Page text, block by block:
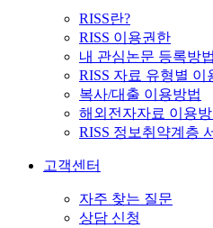
RISS란?
RISS 이용권한
내 관심논문 등록방법
RISS 자료 유형별 이
복사/대출 이용방법
해외전자자료 이용
RISS 정보취약계층
고객센터
자주 찾는 질문
상담 신청